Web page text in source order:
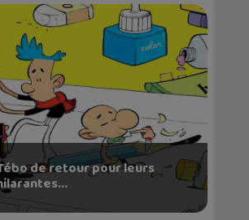
de retour pour leurs